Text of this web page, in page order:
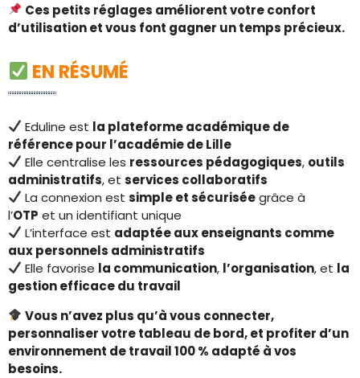
Ces petits réglages améliorent votre confort
d’utilisation et vous font gagner un temps précieux.
EN RÉSUMÉ
Eduline est la plateforme académique de
référence pour l’académie de Lille
Elle centralise les ressources pédagogiques, outils
administratifs, et services collaboratifs
La connexion estsimple et sécuriséegrâce à
l’OTP et un identifiant unique
L’interface est adaptée aux enseignants comme
aux personnels administratifs
Elle favorise la communication, l’organisation, et la
gestion efficace du travail
Vous n’avez plus qu’à vous connecter,
personnaliser votre tableau de bord, et profiter d’un
environnement de travail 100 % adapté à vos
besoins.